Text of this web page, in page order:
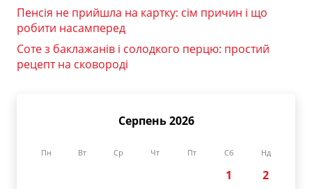
Пенсія не прийшла на картку: сім причин і що
робити насамперед
Соте з баклажанів і солодкого перцю: простий
рецепт на сковороді
Серпень 2026
Пн Вт Ср Чт Пт Сб Нд
1
2